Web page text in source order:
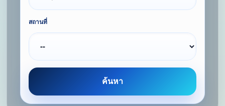
สถานที่
ค้นหา